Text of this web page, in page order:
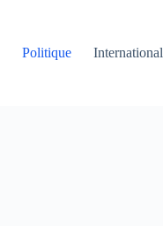
Politique International